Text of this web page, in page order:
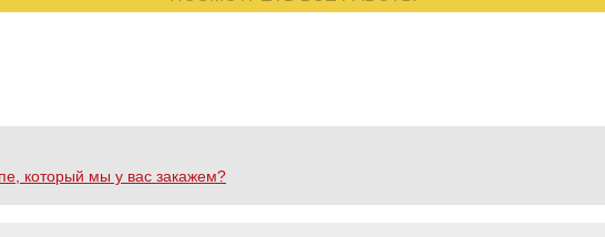
который мы у вас закажем?